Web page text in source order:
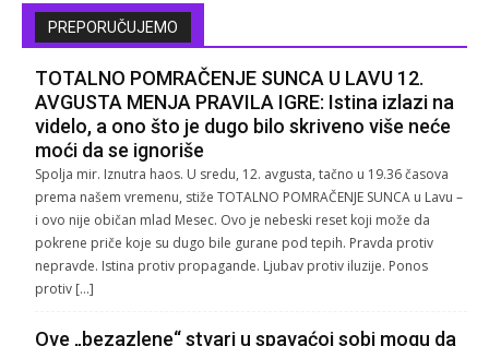
PREPORUČUJEMO
TOTALNO POMRAČENJE SUNCA U LAVU 12.
AVGUSTA MENJA PRAVILA IGRE: Istina izlazi na
videlo, a ono što je dugo bilo skriveno više neće
moći da se ignoriše
Spolja mir. Iznutra haos. U sredu, 12. avgusta, tačno u 19.36 časova
prema našem vremenu, stiže TOTALNO POMRAČENJE SUNCA u Lavu –
i ovo nije običan mlad Mesec. Ovo je nebeski reset koji može da
pokrene priče koje su dugo bile gurane pod tepih. Pravda protiv
nepravde. Istina protiv propagande. Ljubav protiv iluzije. Ponos
protiv […]
Ove „bezazlene“ stvari u spavaćoj sobi mogu da